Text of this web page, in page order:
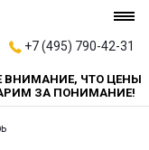
+7 (495) 790-42-31
ЧТО ЦЕНЫ
ЗА ПОНИМАНИЕ!